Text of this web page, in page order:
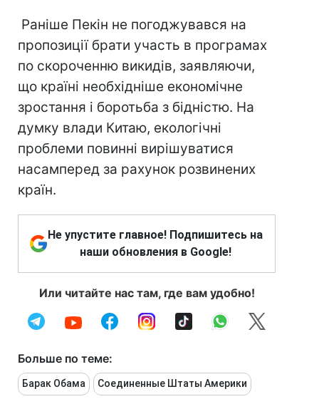
Раніше Пекін не погоджувався на
пропозиції брати участь в програмах
по скороченню викидів, заявляючи,
що країні необхідніше економічне
зростання і боротьба з бідністю. На
думку влади Китаю, екологічні
проблеми повинні вирішуватися
насамперед за рахунок розвинених
країн.
Не упустите главное! Подпишитесь на
наши обновления в Google!
Или читайте нас там, где вам удобно!
Больше по теме:
Барак Обама Соединенные Штаты Америки